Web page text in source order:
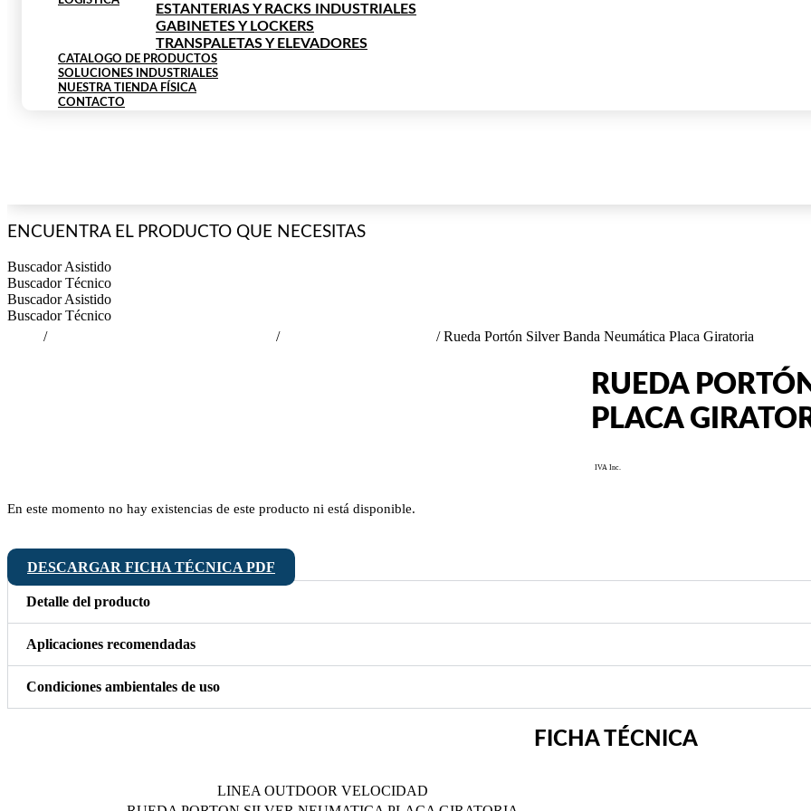
ESTANTERIAS Y RACKS INDUSTRIALES
GABINETES Y LOCKERS
TRANSPALETAS Y ELEVADORES
CATALOGO DE PRODUCTOS
SOLUCIONES INDUSTRIALES
NUESTRA TIENDA FÍSICA
CONTACTO
ENCUENTRA EL PRODUCTO QUE NECESITAS
Buscador Asistido
Buscador Técnico
Buscador Asistido
Buscador Técnico
/ / / Rueda Portón Silver Banda Neumática Placa Giratoria
RUEDA
PLACA
En este momento no hay existencias de este producto ni está disponible.
DESCARGAR FICHA TÉCNICA PDF
Detalle del producto
Aplicaciones recomendadas
Condiciones ambientales de uso
FICHA TÉCNICA
LINEA OUTDOOR VELOCIDAD